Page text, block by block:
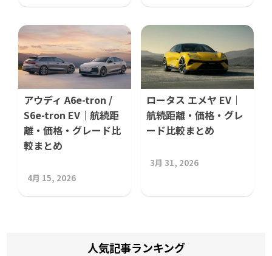
アウディ A6e-tron /
S6e-tron EV｜航続距
離・価格・グレード比
較まとめ
4月 15, 2026
ロータス エメヤ EV｜
航続距離・価格・グレ
ード比較まとめ
3月 31, 2026
人気記事ランキング